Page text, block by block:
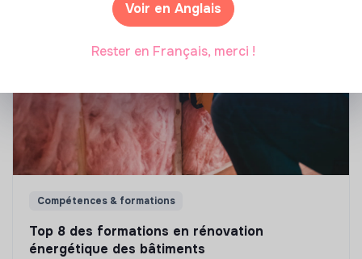
Compétences & formations
Top 8 des formations en rénovation
énergétique des bâtiments
Voir en Anglais
Rester en Français, merci !